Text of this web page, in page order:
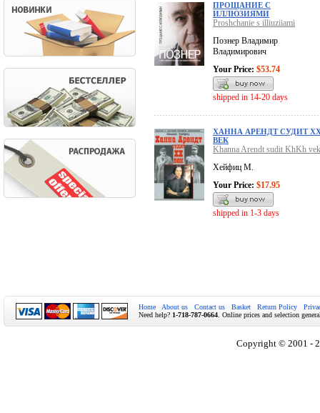
ПРОЩАНИЕ С
ИЛЛЮЗИЯМИ
Proshchanie s illiuziiami
Познер Владимир
Владимирович
Your Price: $53.74
shipped in 14-20 days
ХАННА АРЕНДТ СУДИТ
ВЕК
Khanna Arendt sudit KhKh vek
Хейфиц М.
Your Price: $17.95
shipped in 1-3 days
Home About us Contact us Basket Return Policy
Need help? 1-718-787-0664 . Online prices and selection
Copyright © 2001 -